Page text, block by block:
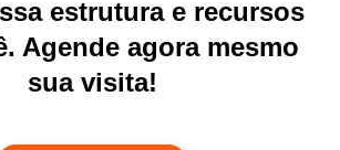
estrutura e recursos
Agende agora mesmo
sua visita!